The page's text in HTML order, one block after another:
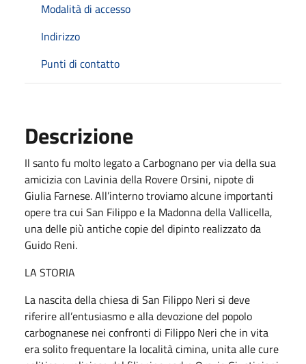
Modalità di accesso
Indirizzo
Punti di contatto
Descrizione
Il santo fu molto legato a Carbognano per via della sua
amicizia con Lavinia della Rovere Orsini, nipote di
Giulia Farnese. All’interno troviamo alcune importanti
opere tra cui San Filippo e la Madonna della Vallicella,
una delle più antiche copie del dipinto realizzato da
Guido Reni.
LA STORIA
La nascita della chiesa di San Filippo Neri si deve
riferire all’entusiasmo e alla devozione del popolo
carbognanese nei confronti di Filippo Neri che in vita
era solito frequentare la località cimina, unita alle cure